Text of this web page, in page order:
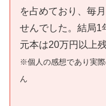
を占めており、毎
せんでした。結局1
元本は20万円以上
※個人の感想であり実
ん